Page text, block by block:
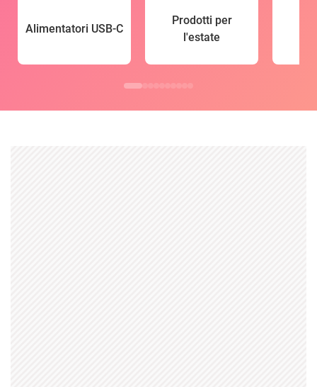
Alimentatori USB-C
Prodotti per
l'estate